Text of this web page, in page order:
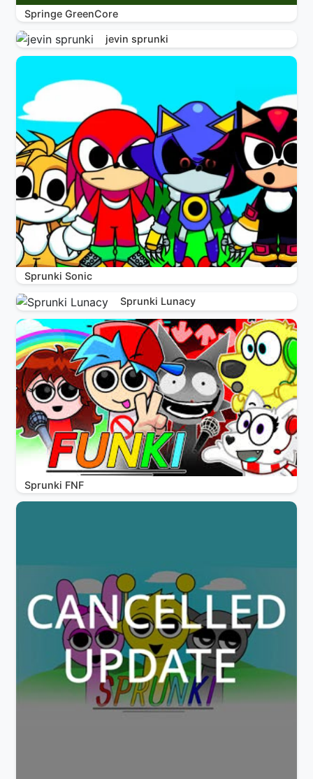
Springe GreenCore
jevin sprunki
Sprunki Sonic
Sprunki Lunacy
Sprunki FNF